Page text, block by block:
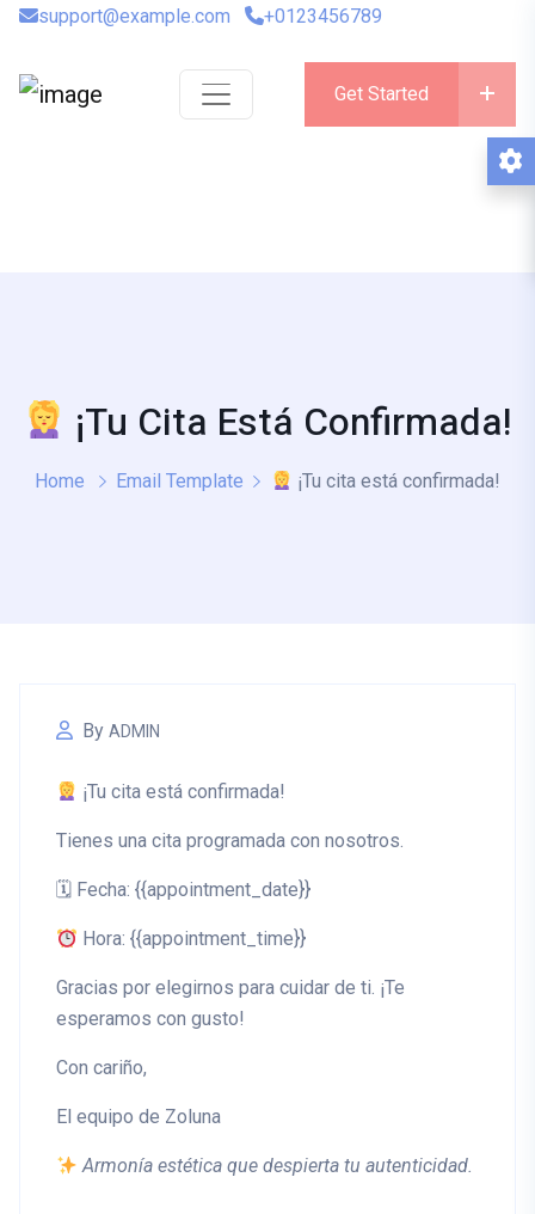
support@example.com +0123456789
Get Started
¡Tu Cita Está Confirmada!
Home Email Template ¡Tu cita está confirmada!
By ADMIN
¡Tu cita está confirmada!
Tienes una cita programada con nosotros.
🗓 Fecha: {{appointment_date}}
Hora: {{appointment_time}}
Gracias por elegirnos para cuidar de ti. ¡Te
esperamos con gusto!
Con cariño,
El equipo de Zoluna
Armonía estética que despierta tu autenticidad.